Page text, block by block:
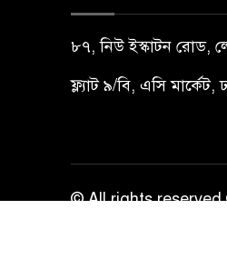
৮৭, নিউ ইস্কাটন রোড,
ফ্ল্যাট ৯/বি, এসি মার্কেট,
© All rights